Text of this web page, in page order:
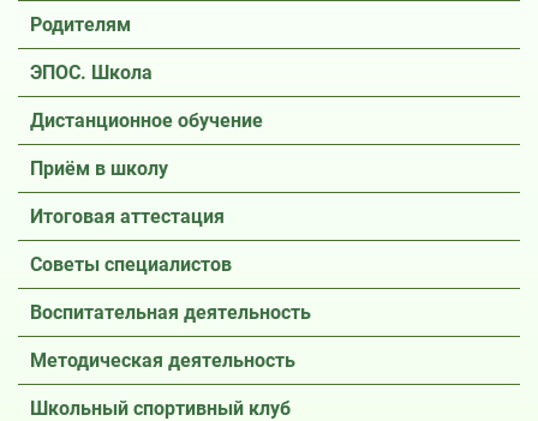
Родителям
ЭПОС. Школа
Дистанционное обучение
Приём в школу
Итоговая аттестация
Советы специалистов
Воспитательная деятельность
Методическая деятельность
Школьный спортивный клуб